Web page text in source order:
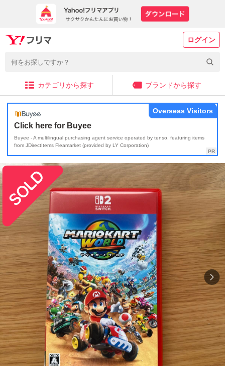
ログイン
カテゴリから探す ブランドから探す
Click here for Buyee
Buyee - A multilingual purchasing agent service operated by tenso, featuring items
from JDirectItems Fleamarket (provided by LY Corporation)
Overseas Visitors